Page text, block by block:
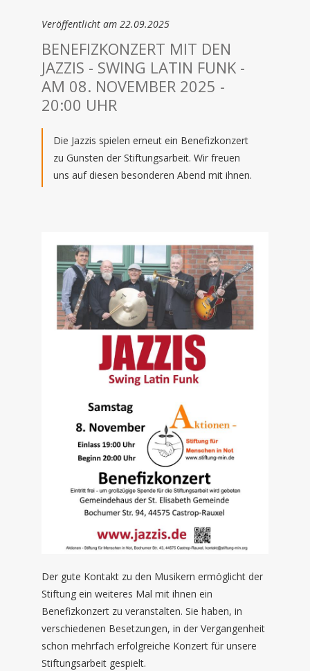
Veröffentlicht am 22.09.2025
BENEFIZKONZERT MIT DEN
JAZZIS - SWING LATIN FUNK -
AM 08. NOVEMBER 2025 -
20:00 UHR
Die Jazzis spielen erneut ein Benefizkonzert
zu Gunsten der Stiftungsarbeit. Wir freuen
uns auf diesen besonderen Abend mit ihnen.
Der gute Kontakt zu den Musikern ermöglicht der
Stiftung ein weiteres Mal mit ihnen ein
Benefizkonzert zu veranstalten. Sie haben, in
verschiedenen Besetzungen, in der Vergangenheit
schon mehrfach erfolgreiche Konzert für unsere
Stiftungsarbeit gespielt.